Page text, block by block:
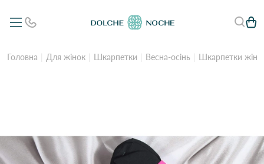
Головна Для жінок Шкарпетки Весна-осінь Шкарпетки